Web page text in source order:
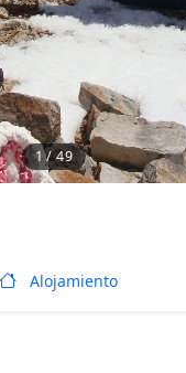
1 / 49
Alojamiento